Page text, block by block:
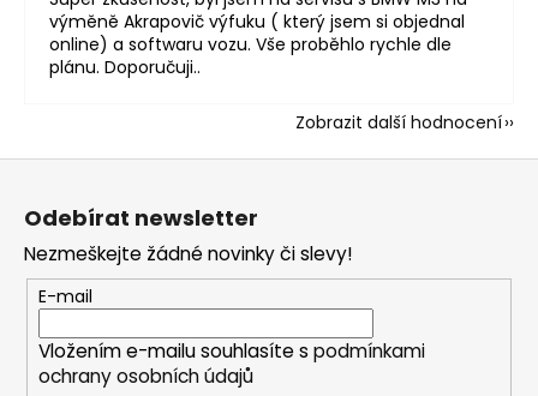
výměně Akrapovič výfuku ( který jsem si objednal
online) a softwaru vozu. Vše proběhlo rychle dle
plánu. Doporučuji..
Zobrazit další hodnocení
Odebírat newsletter
Nezmeškejte žádné novinky či slevy!
E-mail
Vložením e-mailu souhlasíte s podmínkami
ochrany osobních údajů